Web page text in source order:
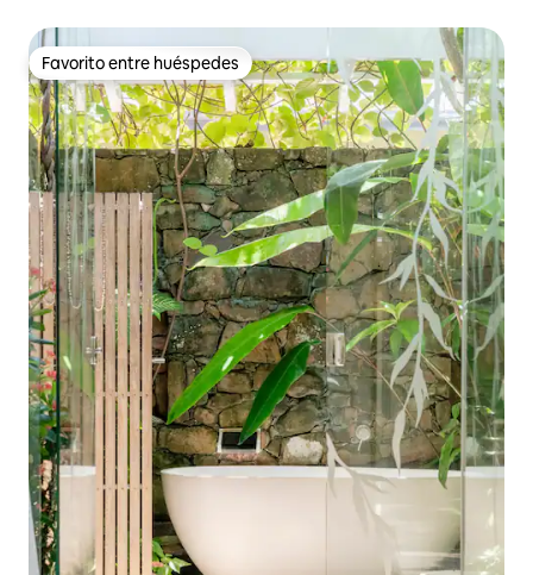
Favorito entre huéspedes
Favorito entre huéspedes